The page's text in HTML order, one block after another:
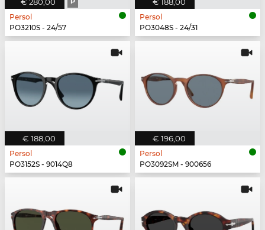
Persol
PO3210S - 24/57
Persol
PO3048S - 24/31
€ 188,00
Persol
PO3152S - 9014Q8
€ 196,00
Persol
PO3092SM - 900656